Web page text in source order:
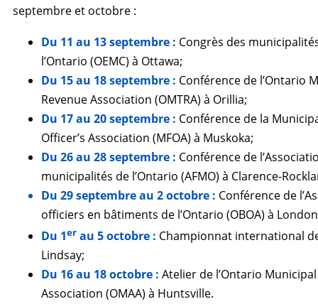
septembre et octobre :
Du 11 au 13 septembre : Congrès des
l’Ontario (OEMC) à Ottawa;
Du 15 au 18 septembre : Conférence de l’Ontario
Revenue Association (OMTRA) à Orillia;
Du 17 au 20 septembre : Conférence de la
Officer’s Association (MFOA) à Muskoka;
Du 26 au 28 septembre : Conférence de
municipalités de l’Ontario (AFMO) à Clarence-
Du 29 septembre au 2 octobre : Conférence de
officiers en bâtiments de l’Ontario (OBOA) à
Du 1er au 5 octobre : Championnat international
Lindsay;
Du 16 au 18 octobre : Atelier de l’Ontario
Association (OMAA) à Huntsville.